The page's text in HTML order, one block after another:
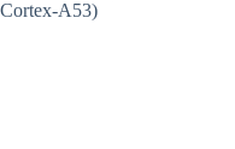
A53)